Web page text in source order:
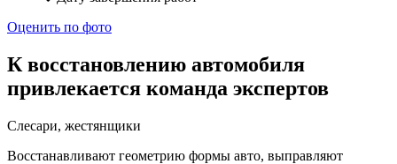
Оценить по фото
К восстановлению автомобиля
привлекается команда экспертов
Слесари, жестянщики
Восстанавливают геометрию формы авто, выправляют